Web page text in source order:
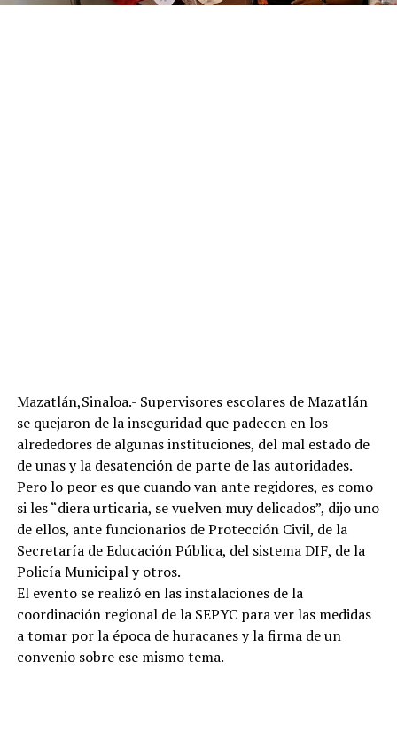
Mazatlán,Sinaloa.- Supervisores escolares de Mazatlán
se quejaron de la inseguridad que padecen en los
alrededores de algunas instituciones, del mal estado de
de unas y la desatención de parte de las autoridades.
Pero lo peor es que cuando van ante regidores, es como
si les “diera urticaria, se vuelven muy delicados”, dijo uno
de ellos, ante funcionarios de Protección Civil, de la
Secretaría de Educación Pública, del sistema DIF, de la
Policía Municipal y otros.
El evento se realizó en las instalaciones de la
coordinación regional de la SEPYC para ver las medidas
a tomar por la época de huracanes y la firma de un
convenio sobre ese mismo tema.